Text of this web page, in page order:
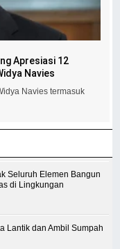
Apresiasi 12
Navies
Navies termasuk
Seluruh Elemen Bangun
di Lingkungan
Lantik dan Ambil Sumpah